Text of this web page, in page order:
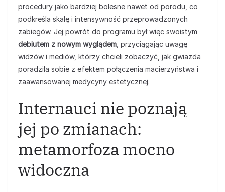
procedury jako bardziej bolesne nawet od porodu, co
podkreśla skalę i intensywność przeprowadzonych
zabiegów. Jej powrót do programu był więc swoistym
debiutem z nowym wyglądem , przyciągając uwagę
widzów i mediów, którzy chcieli zobaczyć, jak gwiazda
poradziła sobie z efektem połączenia macierzyństwa i
zaawansowanej medycyny estetycznej.
Internauci nie poznają
jej po zmianach:
metamorfoza mocno
widoczna